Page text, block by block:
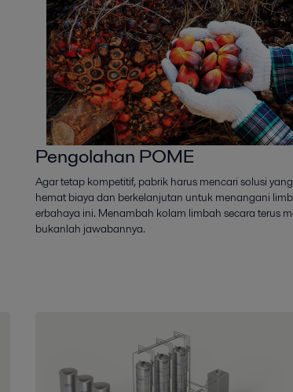
Pengolahan POME
Agar tetap kompetitif, pabrik harus mencari solusi
hemat biaya dan berkelanjutan untuk menangani
erbahaya ini. Menambah kolam limbah secara terus
bukanlah jawabannya.